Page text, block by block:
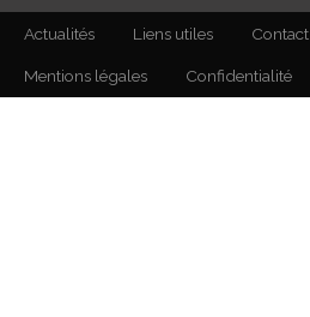
Actualités Liens utiles Contact
Mentions légales Confidentialité